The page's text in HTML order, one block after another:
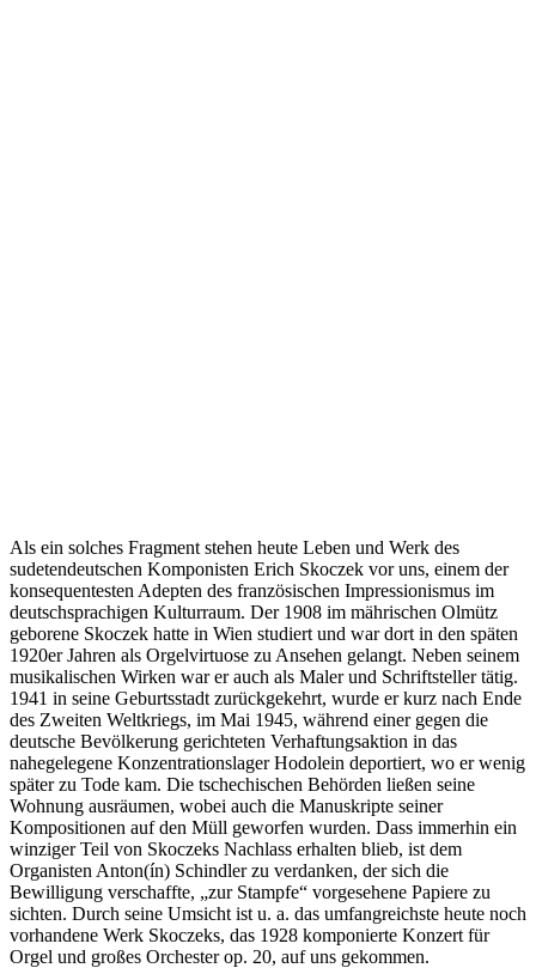
Als ein solches Fragment stehen heute Leben und Werk des
sudetendeutschen Komponisten Erich Skoczek vor uns, einem der
konsequentesten Adepten des französischen Impressionismus im
deutschsprachigen Kulturraum. Der 1908 im mährischen Olmütz
geborene Skoczek hatte in Wien studiert und war dort in den späten
1920er Jahren als Orgelvirtuose zu Ansehen gelangt. Neben seinem
musikalischen Wirken war er auch als Maler und Schriftsteller tätig.
1941 in seine Geburtsstadt zurückgekehrt, wurde er kurz nach Ende
des Zweiten Weltkriegs, im Mai 1945, während einer gegen die
deutsche Bevölkerung gerichteten Verhaftungsaktion in das
nahegelegene Konzentrationslager Hodolein deportiert, wo er wenig
später zu Tode kam. Die tschechischen Behörden ließen seine
Wohnung ausräumen, wobei auch die Manuskripte seiner
Kompositionen auf den Müll geworfen wurden. Dass immerhin ein
winziger Teil von Skoczeks Nachlass erhalten blieb, ist dem
Organisten Anton(ín) Schindler zu verdanken, der sich die
Bewilligung verschaffte, „zur Stampfe“ vorgesehene Papiere zu
sichten. Durch seine Umsicht ist u. a. das umfangreichste heute noch
vorhandene Werk Skoczeks, das 1928 komponierte Konzert für
Orgel und großes Orchester op. 20, auf uns gekommen.